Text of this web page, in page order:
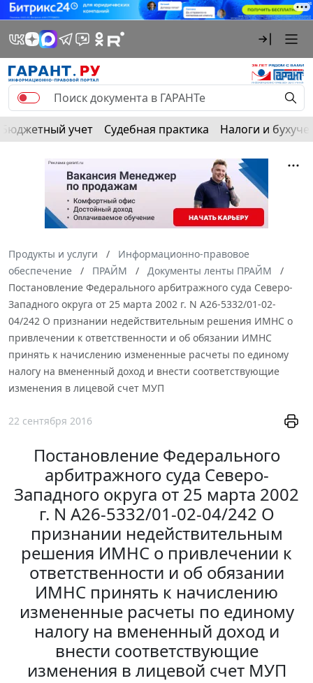
Бюджетный учет Судебная практика Налоги и
Продукты и услуги
Информационно-правовое
обеспечение
ПРАЙМ
Документы ленты ПРАЙМ
Постановление Федерального арбитражного суда Северо-
Западного округа от 25 марта 2002 г. N А26-5332/01-02-
04/242 О признании недействительным решения ИМНС о
привлечении к ответственности и об обязании ИМНС
принять к начислению измененные расчеты по единому
налогу на вмененный доход и внести соответствующие
изменения в лицевой счет МУП
22 сентября 2016
Постановление Федерального
арбитражного суда Северо-
Западного округа от 25 марта 2002
г. N А26-5332/01-02-04/242 О
признании недействительным
решения ИМНС о привлечении к
ответственности и об обязании
ИМНС принять к начислению
измененные расчеты по единому
налогу на вмененный доход и
внести соответствующие
изменения в лицевой счет МУП